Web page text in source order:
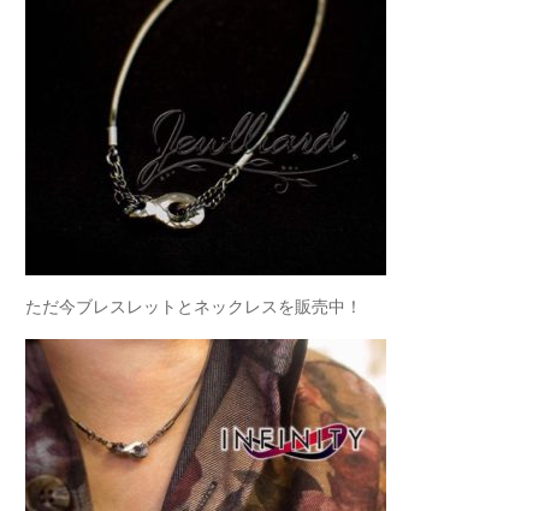
ただ今ブレスレットとネックレスを販売中！